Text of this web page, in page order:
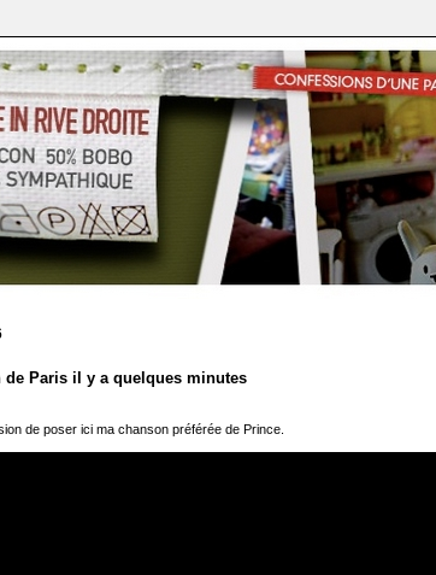
de Paris il y a quelques minutes
de poser ici ma chanson préférée de Prince.